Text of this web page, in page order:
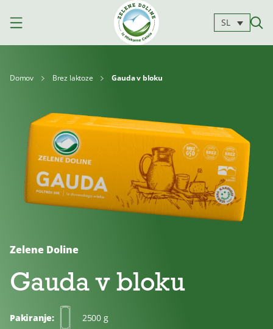
SL
Mleko Jogurti
Kajmak
Za
Brez
laktoze
Brez
sladkorja
Za
Domov Brez laktoze Gauda v bloku
Zelene Doline
Gauda v bloku
Pakiranje: 2500 g